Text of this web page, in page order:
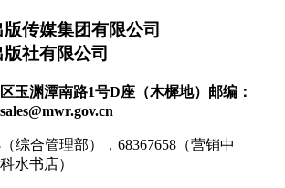
传媒集团有限公司
社有限公司
玉渊潭南路1号D座（木樨地） 邮编：
综合管理部），68367658（营销中
水书店）